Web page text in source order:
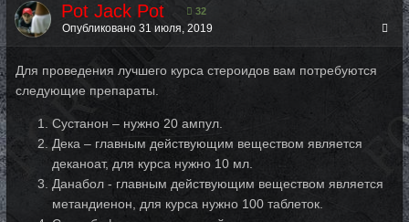
Pot Jack Pot 32
Опубликовано 31 июля, 2019
Для проведения лучшего курса стероидов вам потребуются
следующие препараты.
Сустанон – нужно 20 ампул.
Дека – главным действующим веществом является
деканоат, для курса нужно 10 мл.
Данабол - главным действующим веществом является
метандиенон, для курса нужно 100 таблеток.